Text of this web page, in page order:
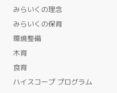
みらいくの理念
みらいくの保育
環境整備
木育
食育
ハイスコープ プログラム